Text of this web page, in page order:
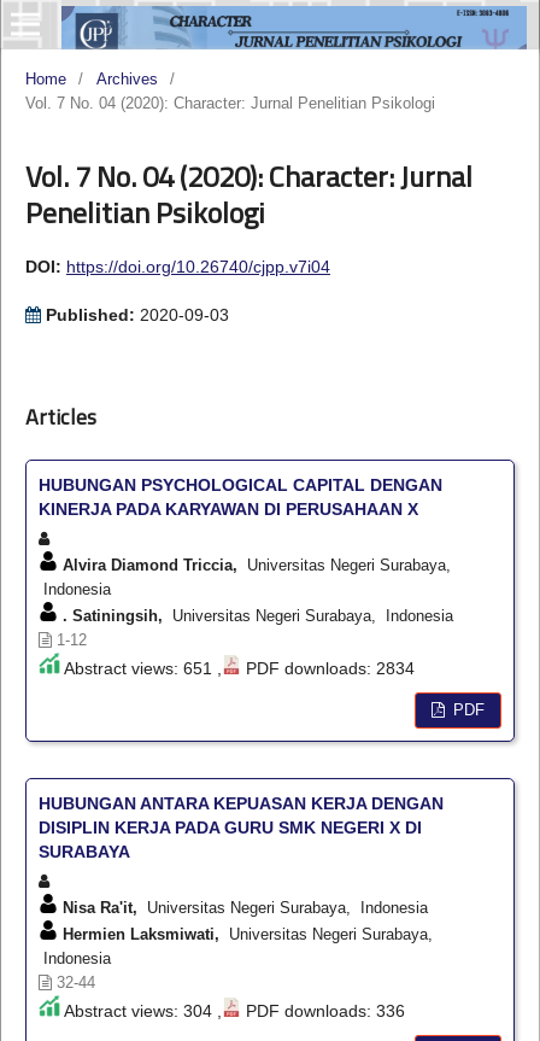
Home / Archives
/
Vol. 7 No. 04 (2020): Character: Jurnal Penelitian Psikologi
Vol. 7 No. 04 (2020): Character: Jurnal
Penelitian Psikologi
DOI: https://doi.org/10.26740/cjpp.v7i04
Published: 2020-09-03
Articles
HUBUNGAN PSYCHOLOGICAL CAPITAL DENGAN
KINERJA PADA KARYAWAN DI PERUSAHAAN X
Alvira Diamond Triccia, Universitas Negeri Surabaya,
Indonesia
. Satiningsih, Universitas Negeri Surabaya, Indonesia
1-12
Abstract views: 651 , PDF downloads: 2834
PDF
HUBUNGAN ANTARA KEPUASAN KERJA DENGAN
DISIPLIN KERJA PADA GURU SMK NEGERI X DI
SURABAYA
Nisa Ra'it, Universitas Negeri Surabaya, Indonesia
Hermien Laksmiwati, Universitas Negeri Surabaya,
Indonesia
32-44
Abstract views: 304 , PDF downloads: 336